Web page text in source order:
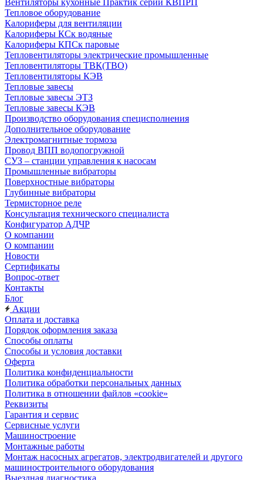
Вентиляторы кухонные Практик серии КВПРП
Тепловое оборудование
Калориферы для вентиляции
Калориферы КСк водяные
Калориферы КПСк паровые
Тепловентиляторы электрические промышленные
Тепловентиляторы ТВК(ТВО)
Тепловентиляторы КЭВ
Тепловые завесы
Тепловые завесы ЭТЗ
Тепловые завесы КЭВ
Производство оборудования специсполнения
Дополнительное оборудование
Электромагнитные тормоза
Провод ВПП водопогружной
СУЗ – станции управления к насосам
Промышленные вибраторы
Поверхностные вибраторы
Глубинные вибраторы
Термисторное реле
Консультация технического специалиста
Конфигуратор АДЧР
О компании
О компании
Новости
Сертификаты
Вопрос-ответ
Контакты
Блог
Акции
Оплата и доставка
Порядок оформления заказа
Способы оплаты
Способы и условия доставки
Оферта
Политика конфиденциальности
Политика обработки персональных данных
Политика в отношении файлов «cookie»
Реквизиты
Гарантия и сервис
Сервисные услуги
Машиностроение
Монтажные работы
Монтаж насосных агрегатов, электродвигателей и другого
машиностроительного оборудования
Выездная диагностика